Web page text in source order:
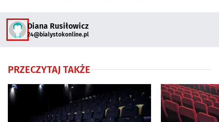
Diana Rusiłowicz
24@bialystokonline.pl
PRZECZYTAJ TAKŻE